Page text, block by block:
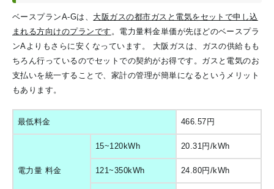
ベースプランA-Gは、 大阪ガスの都市ガスと電気をセットで申し込
まれる方向けのプランです 。電力量料金単価が先ほどのベースプラ
ンAよりもさらに安くなっています。 大阪ガスは、ガスの供給もも
ちろん行っているのでセットでの契約がお得です。 ガスと電気のお
支払いを統一することで、家計の管理が簡単になるというメリット
もあります。
最低料金 466.57円
電力量 料金
15~120kWh 20.31円/kWh
121~350kWh 24.80円/kWh